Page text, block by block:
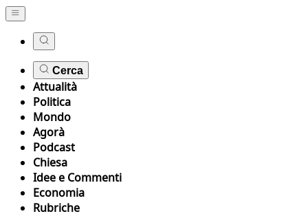
Cerca
Attualità
Politica
Mondo
Agorà
Podcast
Chiesa
Idee e Commenti
Economia
Rubriche